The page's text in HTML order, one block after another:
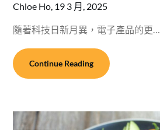
Chloe Ho, 19 3 月, 2025
隨著科技日新月異，電子產品的更…
Continue Reading